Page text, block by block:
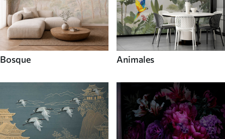
Bosque Animales